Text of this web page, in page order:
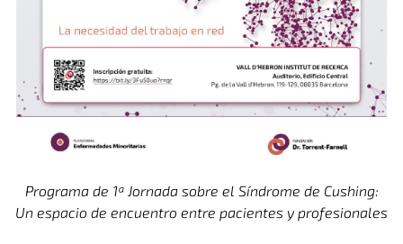
Programa de 1ª Jornada sobre el Síndrome de Cushing:
Un espacio de encuentro entre pacientes y profesionales